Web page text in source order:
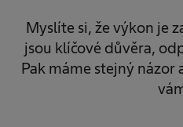
Myslíte si, že výkon je
jsou klíčové důvěra,
Pak máme stejný názor